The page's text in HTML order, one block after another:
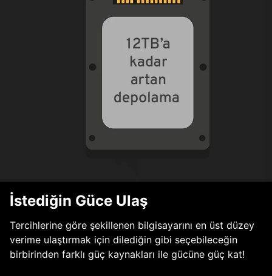
İstediğin Güce Ulaş
Tercihlerine göre şekillenen bilgisayarını en üst düzey
verime ulaştırmak için dilediğin gibi seçebileceğin
birbirinden farklı güç kaynakları ile gücüne güç kat!